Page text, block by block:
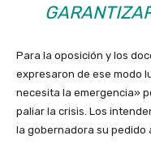
Para la oposición y los
expresaron de ese modo
necesita la emergencia»
paliar la crisis. Los
la gobernadora su pedido